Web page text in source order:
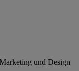
und Design